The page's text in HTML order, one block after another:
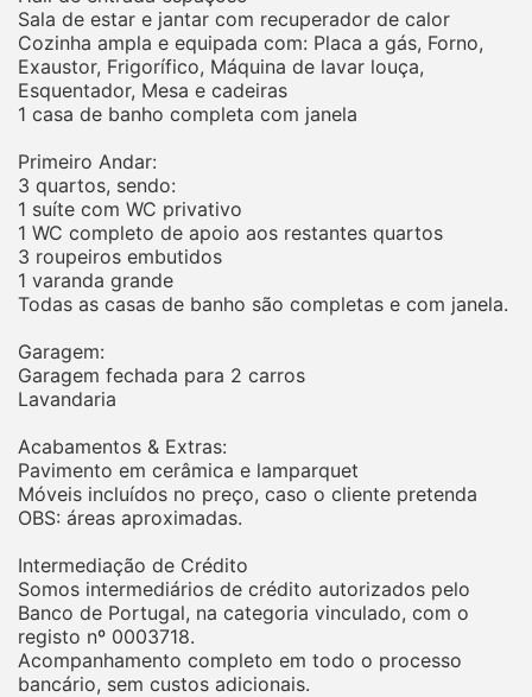
Sala de estar e jantar com recuperador de calor
Cozinha ampla e equipada com: Placa a gás, Forno,
Exaustor, Frigorífico, Máquina de lavar louça,
Esquentador, Mesa e cadeiras
1 casa de banho completa com janela
Primeiro Andar:
3 quartos, sendo:
1 suíte com WC privativo
1 WC completo de apoio aos restantes quartos
3 roupeiros embutidos
1 varanda grande
Todas as casas de banho são completas e com janela.
Garagem:
Garagem fechada para 2 carros
Lavandaria
Acabamentos & Extras:
Pavimento em cerâmica e lamparquet
Móveis incluídos no preço, caso o cliente pretenda
OBS: áreas aproximadas.
Intermediação de Crédito
Somos intermediários de crédito autorizados pelo
Banco de Portugal, na categoria vinculado, com o
registo nº 0003718.
Acompanhamento completo em todo o processo
bancário, sem custos adicionais.